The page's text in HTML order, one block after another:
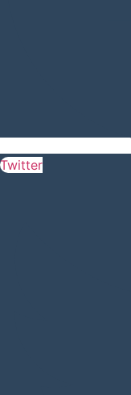
Twitter